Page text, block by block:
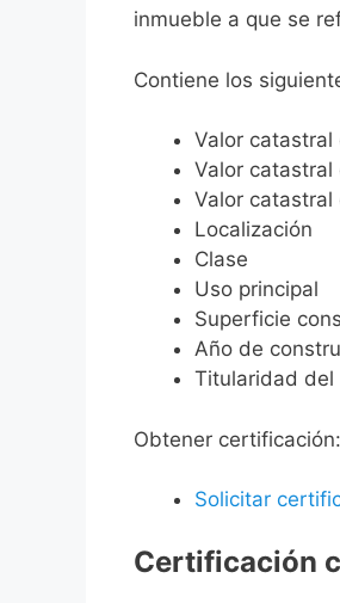
inmueble a que se
Contiene los
Valor catastral
Valor catastral
Valor catastral
Localización
Clase
Uso principal
Superficie
Año de
Titularidad del
Obtener certificación:
Solicitar
Certificación